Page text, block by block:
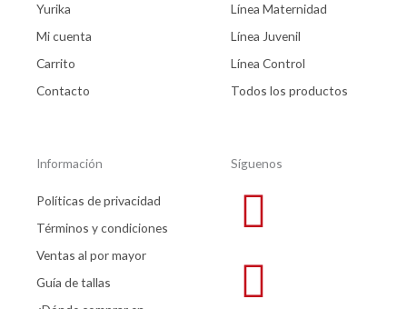
Yurika
Mi cuenta
Carrito
Contacto
Línea Maternidad
Línea Juvenil
Línea Control
Todos los productos
Información
Políticas de privacidad
Términos y condiciones
Ventas al por mayor
Guía de tallas
Síguenos